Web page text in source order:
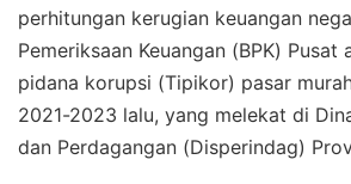
perhitungan kerugian keuangan
Pemeriksaan Keuangan (BPK)
pidana korupsi (Tipikor) pasar
2021-2023 lalu, yang melekat di
dan Perdagangan (Disperindag)